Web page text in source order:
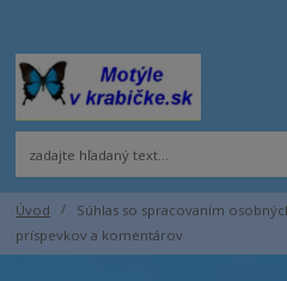
Úvod
Súhlas so spracovaním
príspevkov a komentárov